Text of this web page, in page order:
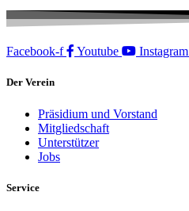
Facebook-f Youtube Instagram
Der Verein
Präsidium und Vorstand
Mitgliedschaft
Unterstützer
Jobs
Service